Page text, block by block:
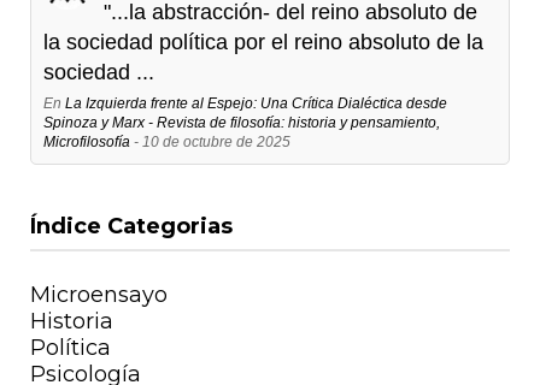
"...la abstracción- del reino absoluto de
la sociedad política por el reino absoluto de la
sociedad ...
En La Izquierda frente al Espejo: Una Crítica Dialéctica desde
Spinoza y Marx - Revista de filosofía: historia y pensamiento,
Microfilosofía - 10 de octubre de 2025
Índice Categorias
Microensayo
Historia
Política
Psicología